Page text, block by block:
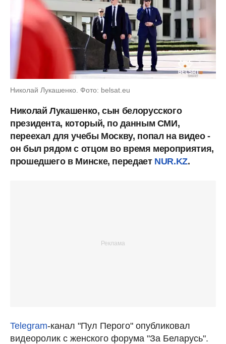
Николай Лукашенко. Фото: belsat.eu
Николай Лукашенко, сын белорусского
президента, который, по данным СМИ,
переехал для учебы Москву, попал на видео -
он был рядом с отцом во время мероприятия,
прошедшего в Минске, передает NUR.KZ.
Telegram-канал "Пул Перого" опубликовал
видеоролик с женского форума "За Беларусь".